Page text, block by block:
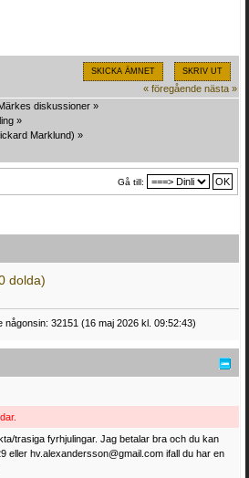
SKICKA ÄMNET SKRIV UT
« föregående nästa »
diskussioner »
»
Marklund) »
Gå till:
dolda)
någonsin: 32151 (16 maj 2026 kl. 09:52:43)
trasiga fyrhjulingar. Jag betalar bra och du kan
eller hv.alexandersson@gmail.com ifall du har en